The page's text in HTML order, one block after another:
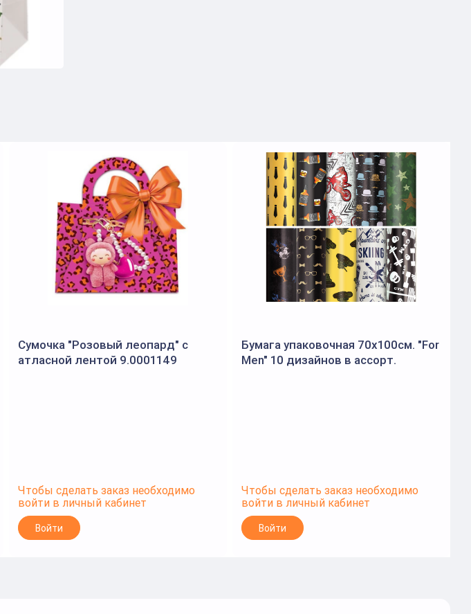
Сумочка "Розовый леопард" с
атласной лентой 9.0001149
Чтобы сделать заказ необходимо
войти в личный кабинет
Войти
Бумага упаковочная 70x100см. "For
Men" 10 дизайнов в ассорт.
Чтобы сделать заказ необходимо
войти в личный кабинет
Войти